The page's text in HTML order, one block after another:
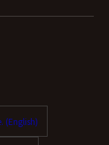
(English)